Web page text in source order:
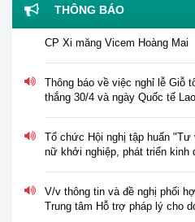
THÔNG BÁO
Thông báo về việc tư vấn, hỗ
Thông báo về việc nghỉ lễ Giỗ
thắng 30/4 và ngày Quốc tế
Tổ chức Hội nghị tập huấn
nữ khởi nghiệp, phát triển kinh
V/v thông tin và đề nghị phối
Trung tâm Hỗ trợ pháp lý cho